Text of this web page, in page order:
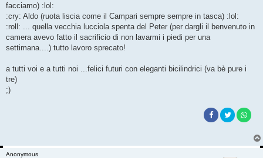
facciamo) :lol:
:cry: Aldo (ruota liscia come il Campari sempre sempre in tasca) :lol:
:roll: ... quella vecchia lucciola spenta del Peter (per dargli il benvenuto in
camera avevo fatto il sacrificio di non lavarmi i piedi per una
settimana....) tutto lavoro sprecato!
a tutti voi e a tutti noi ...felici futuri con eleganti bicilindrici (va bè pure i
tre)
;)
Anonymous